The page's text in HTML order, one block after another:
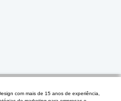
com mais de 15 anos de experiência,